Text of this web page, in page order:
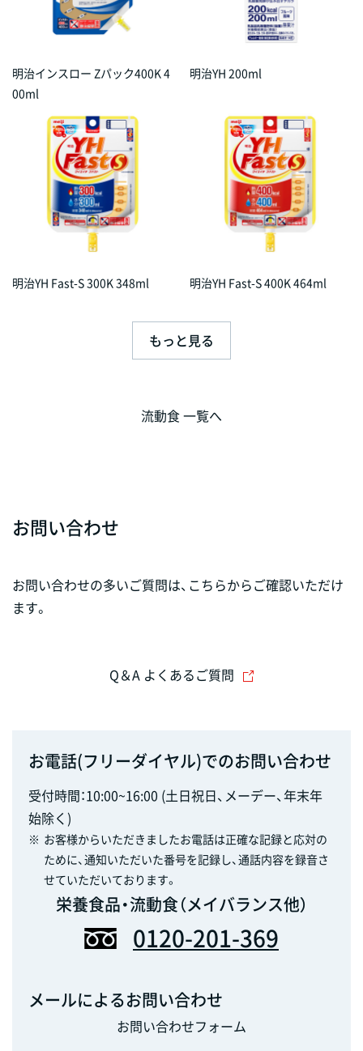
明治インスロー Zパック400K 4
00ml
明治YH 200ml
明治YH Fast-S 300K 348ml 明治YH Fast-S 400K 464ml
もっと見る
流動食 一覧へ
お問い合わせ
お問い合わせの多いご質問は、こちらからご確認いただけ
ます。
Q＆A よくあるご質問
お電話(フリーダイヤル)でのお問い合わせ
受付時間：10:00~16:00 (土日祝日、メーデー、年末年
始除く)
※ お客様からいただきましたお電話は正確な記録と応対の
ために、通知いただいた番号を記録し、通話内容を録音さ
せていただいております。
栄養食品・流動食（メイバランス他）
0120-201-369
メールによるお問い合わせ
お問い合わせフォーム